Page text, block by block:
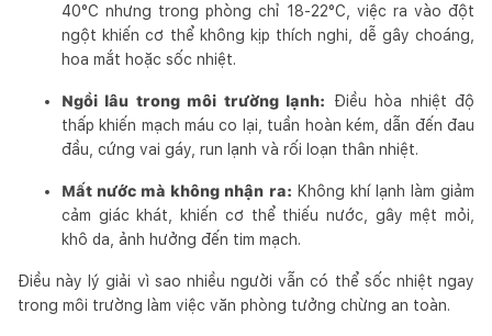
40°C nhưng trong phòng chỉ 18-22°C, việc ra vào đột
ngột khiến cơ thể không kịp thích nghi, dễ gây choáng,
hoa mắt hoặc sốc nhiệt.
Ngồi lâu trong môi trường lạnh: Điều hòa nhiệt độ
thấp khiến mạch máu co lại, tuần hoàn kém, dẫn đến đau
đầu, cứng vai gáy, run lạnh và rối loạn thân nhiệt.
Mất nước mà không nhận ra: Không khí lạnh làm giảm
cảm giác khát, khiến cơ thể thiếu nước, gây mệt mỏi,
khô da, ảnh hưởng đến tim mạch.
Điều này lý giải vì sao nhiều người vẫn có thể sốc nhiệt ngay
trong môi trường làm việc văn phòng tưởng chừng an toàn.